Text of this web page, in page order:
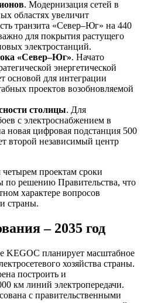
. Модернизация сетей в
областях увеличит
транзита «Север–Юг» на 440
для покрытия растущего
электростанций.
«Север–Юг». Начато
энергетической
основой для интеграции
проектов возобновляемой
столицы. Для
с электроснабжением в
новая цифровая подстанция 500
второй независимый центр
проектам сроки
по решению Правительства, что
характере вопросов
страны.
– 2035 год
KEGOC планирует масштабное
хозяйства страны.
построить и
км линий электропередачи.
с правительственными